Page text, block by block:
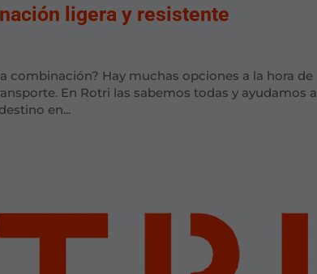
ligera y resistente
combinación? Hay muchas opciones a la hora de
En Rotri las sabemos todas y ayudamos a
en...